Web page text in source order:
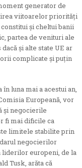
generator de
viitoarelor priorități
și cheltui banii
partea de venituri ale
și alte state UE ar
complicate și puțin
luna mai a acestui an,
Europeană, vor
și negocierile
fi mai dificile ca
limitele stabilite prin
negocierilor
europeni, de la
Tusk, arăta că